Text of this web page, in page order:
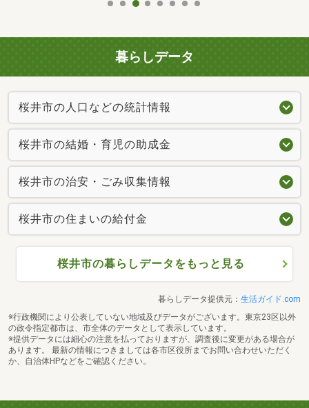
暮らしデータ
桜井市の人口などの統計情報
桜井市の結婚・育児の助成金
桜井市の治安・ごみ収集情報
桜井市の住まいの給付金
桜井市の暮らしデータをもっと見る
暮らしデータ提供元： 生活ガイド.com
※行政機関により公表していない地域及びデータがございます。東京23区以外
の政令指定都市は、市全体のデータとして表示しています。
※提供データには細心の注意を払っておりますが、調査後に変更がある場合が
あります。 最新の情報につきましては各市区役所までお問い合わせいただく
か、自治体HPなどをご確認ください。